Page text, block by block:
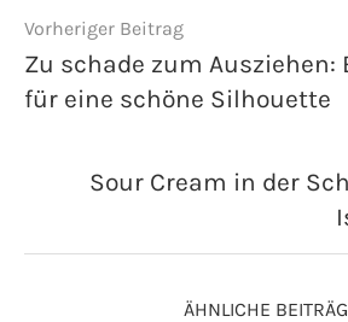
Vorheriger Beitrag
Zu schade zum Ausziehen:
für eine schöne Silhouette
Sour Cream in der
ÄHNLICHE